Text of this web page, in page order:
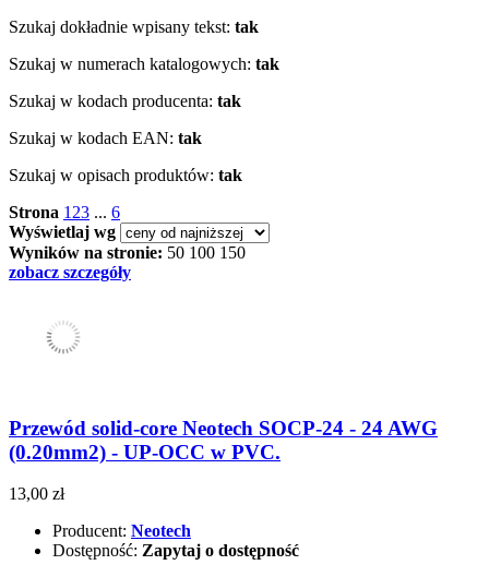
Szukaj dokładnie wpisany tekst: tak
Szukaj w numerach katalogowych: tak
Szukaj w kodach producenta: tak
Szukaj w kodach EAN: tak
Szukaj w opisach produktów: tak
Strona 1 23 ... 6
Wyświetlaj wg
Wyników na stronie: 50 100 150
zobacz szczegóły
Przewód solid-core Neotech SOCP-24 - 24 AWG
(0.20mm2) - UP-OCC w PVC.
13,00 zł
Producent: Neotech
Dostępność: Zapytaj o dostępność